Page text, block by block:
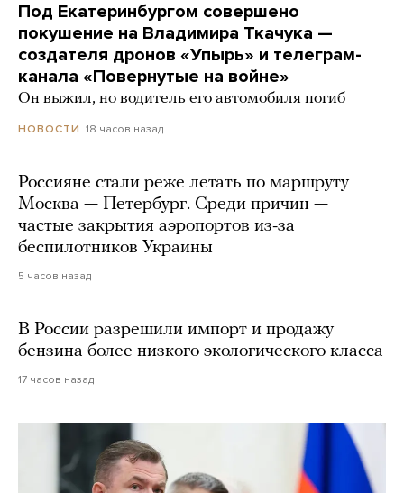
Под Екатеринбургом совершено
покушение на Владимира Ткачука —
создателя дронов «Упырь» и телеграм-
канала «Повернутые на войне»
Он выжил, но водитель его автомобиля погиб
НОВОСТИ 18 часов назад
Россияне стали реже летать по маршруту
Москва — Петербург. Среди причин —
частые закрытия аэропортов из-за
беспилотников Украины
5 часов назад
В России разрешили импорт и продажу
бензина более низкого экологического класса
17 часов назад